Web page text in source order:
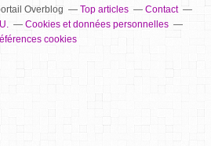
Overblog Top articles
Contact
Cookies et données personnelles
cookies